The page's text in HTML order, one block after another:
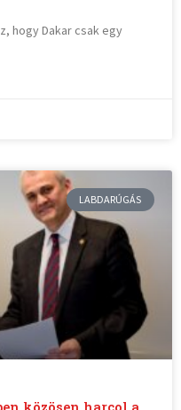
hogy Dakar csak egy
LABDARÚGÁS